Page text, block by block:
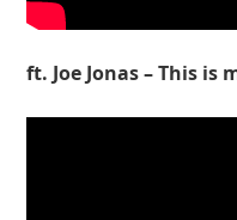
ft. Joe Jonas – This is